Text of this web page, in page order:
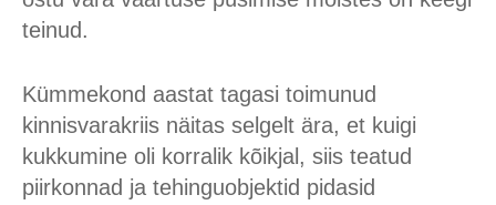
teinud.
Kümmekond aastat tagasi toimunud
kinnisvarakriis näitas selgelt ära, et kuigi
kukkumine oli korralik kõikjal, siis teatud
piirkonnad ja tehinguobjektid pidasid